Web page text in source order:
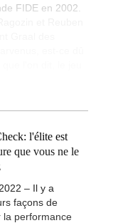
FIDE en 2002.
l'élite est
que vous ne le
– Il y a
façons de
la performance